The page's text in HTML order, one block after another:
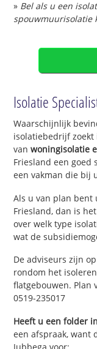
» Bel als u een
spouwmuurisolatie
Isolatie
Waarschijnlijk
isolatiebedrijf zoekt
vanwoningisolatie
Friesland een
een vakman die bij
Als u van plan bent
Friesland, dan is
over welk type
wat de
De adviseurs zijn
rondom het
flatgebouwen. Plan
0519-235017
Heeft u een folder
een afspraak, want